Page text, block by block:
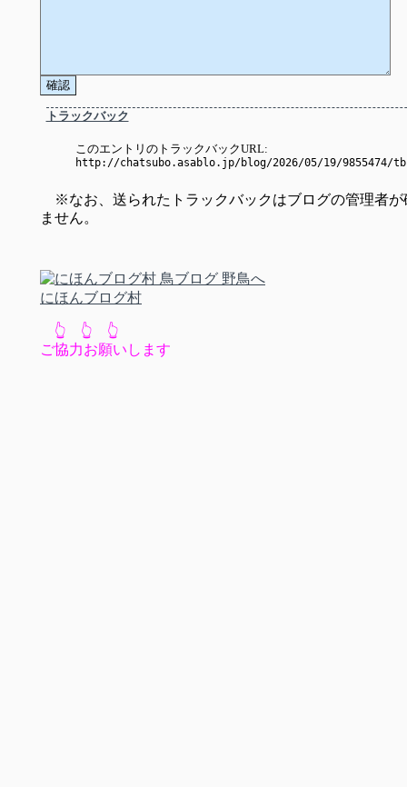
トラックバック
このエントリのトラックバックURL:
http://chatsubo.asablo.jp/blog/2026/05/19/9855474/tb
※なお、送られたトラックバックはブログの管理者
ません。
にほんブログ村
👆 👆 👆
ご協力お願いします